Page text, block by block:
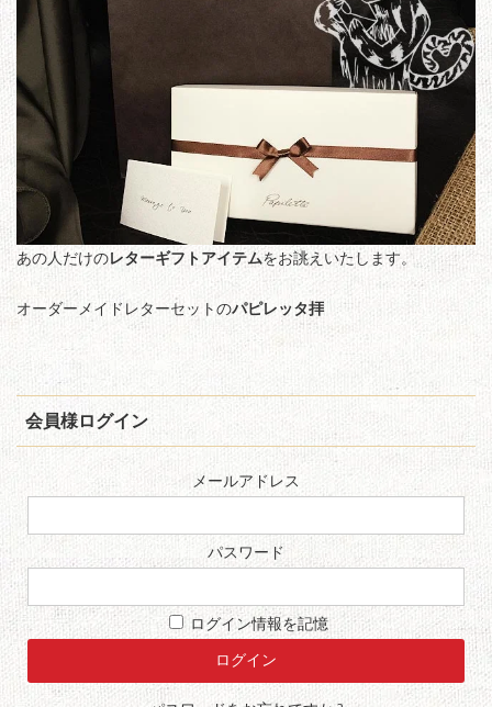
あの人だけのレターギフトアイテムをお誂えいたします。
オーダーメイドレターセットのパピレッタ拝
会員様ログイン
メールアドレス
パスワード
ログイン情報を記憶